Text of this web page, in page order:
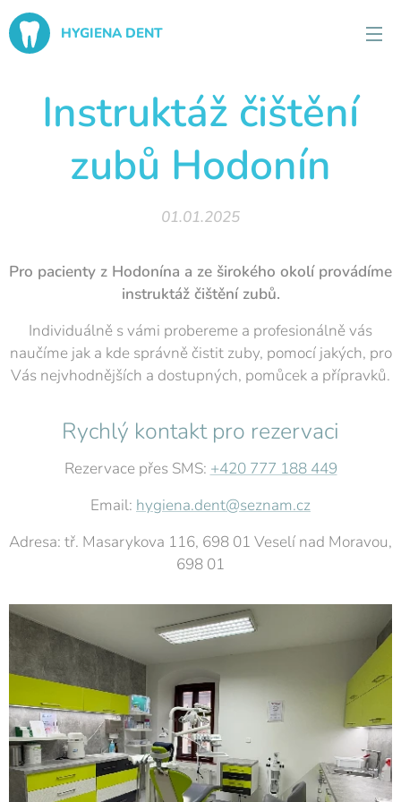
HYGIENA DENT
Instruktáž čištění
zubů Hodonín
01.01.2025
Pro pacienty z Hodonína a ze širokého okolí provádíme
instruktáž čištění zubů.
Individuálně s vámi probereme a profesionálně vás
naučíme jak a kde správně čistit zuby, pomocí jakých, pro
Vás nejvhodnějších a dostupných, pomůcek a přípravků.
Rychlý kontakt pro rezervaci
Rezervace přes SMS: +420 777 188 449
Email: hygiena.dent@seznam.cz
Adresa: tř. Masarykova 116, 698 01 Veselí nad Moravou,
698 01